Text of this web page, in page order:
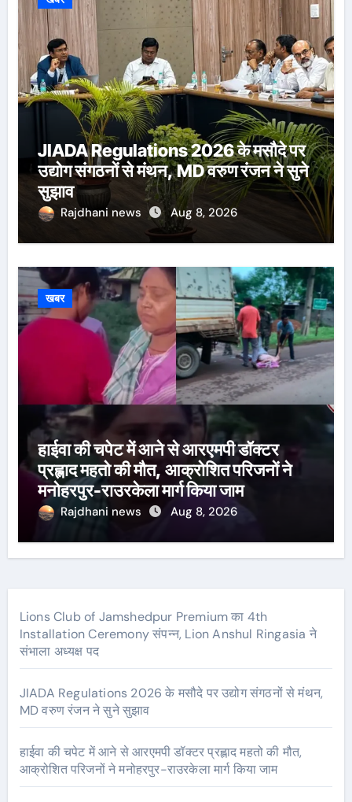
JIADA Regulations 2026 के मसौदे पर
उद्योग संगठनों से मंथन, MD वरुण रंजन ने सुने
सुझाव
Rajdhani news Aug 8, 2026
खबर
हाईवा की चपेट में आने से आरएमपी डॉक्टर
प्रह्लाद महतो की मौत, आक्रोशित परिजनों ने
मनोहरपुर-राउरकेला मार्ग किया जाम
Rajdhani news Aug 8, 2026
Lions Club of Jamshedpur Premium का 4th
Installation Ceremony संपन्न, Lion Anshul Ringasia ने
संभाला अध्यक्ष पद
JIADA Regulations 2026 के मसौदे पर उद्योग संगठनों से मंथन,
MD वरुण रंजन ने सुने सुझाव
हाईवा की चपेट में आने से आरएमपी डॉक्टर प्रह्लाद महतो की मौत,
आक्रोशित परिजनों ने मनोहरपुर-राउरकेला मार्ग किया जाम